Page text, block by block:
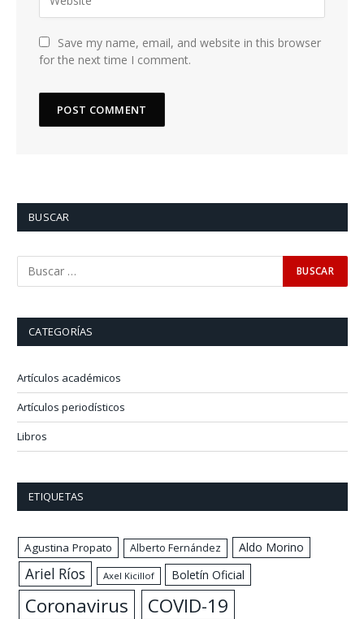
Save my name, email, and website in this browser
for the next time I comment.
BUSCAR
CATEGORÍAS
Artículos académicos
Artículos periodísticos
Libros
ETIQUETAS
Agustina Propato Alberto Fernández Aldo Morino
Ariel Ríos Axel Kicillof Boletín Oficial
Coronavirus COVID-19